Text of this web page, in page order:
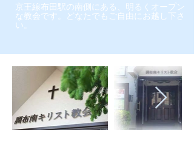
京王線布田駅の南側にある、明るくオープン
な教会です。どなたでもご自由にお越し下さ
い。